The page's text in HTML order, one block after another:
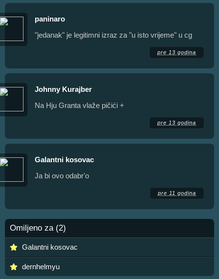
paninaro
"jedanak" je legitimni izraz za "u isto vrijeme" u cg
pre 13 godina
Johnny Kurajber
Na Hju Granta vlaže pičići +
pre 13 godina
Galantni kosovac
Ja bi ovo odabr'o
pre 11 godina
Omiljeno za (2)
Galantni kosovac
dernhelmyu